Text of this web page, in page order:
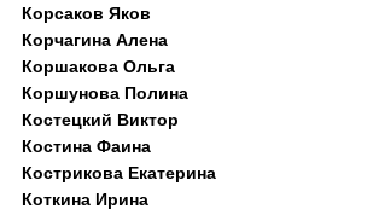
Корсаков Яков
Корчагина Алена
Коршакова Ольга
Коршунова Полина
Костецкий Виктор
Костина Фаина
Кострикова Екатерина
Коткина Ирина